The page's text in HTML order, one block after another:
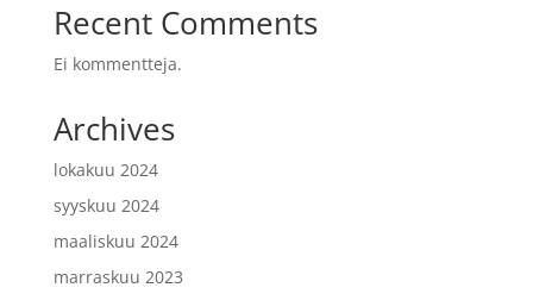
Recent Comments
Ei kommentteja.
Archives
lokakuu 2024
syyskuu 2024
maaliskuu 2024
marraskuu 2023